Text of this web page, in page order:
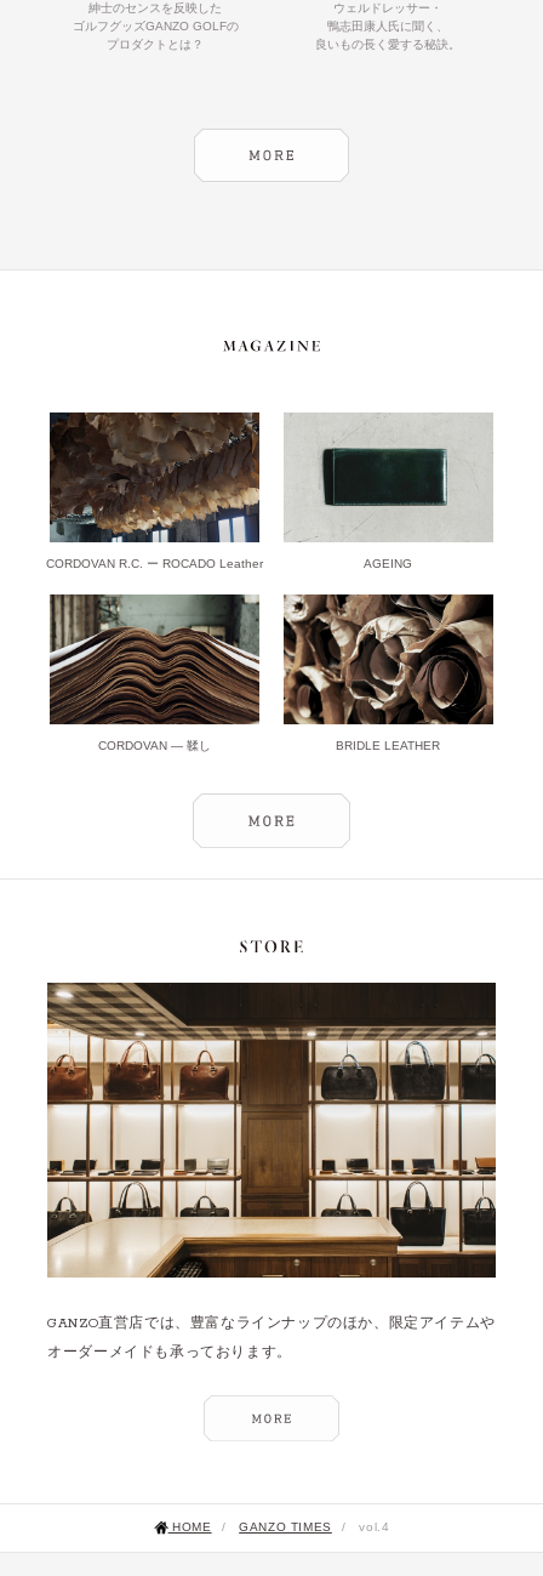
紳士のセンスを反映した
ゴルフグッズGANZO GOLFの
プロダクトとは？
ウェルドレッサー・
鴨志田康人氏に聞く、
良いもの長く愛する秘訣。
CORDOVAN R.C. ー ROCADO Leather AGEING
CORDOVAN ― 鞣し BRIDLE LEATHER
GANZO直営店では、豊富なラインナップのほか、限定アイテムや
オーダーメイドも承っております。
HOME / GANZO TIMES / vol.4